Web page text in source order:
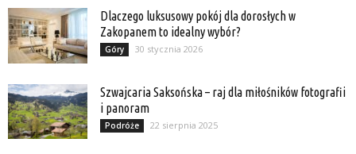
Dlaczego luksusowy pokój dla dorosłych w
Zakopanem to idealny wybór?
Góry 30 stycznia 2026
Szwajcaria Saksońska – raj dla miłośników fotografii
i panoram
Podróże 22 sierpnia 2025